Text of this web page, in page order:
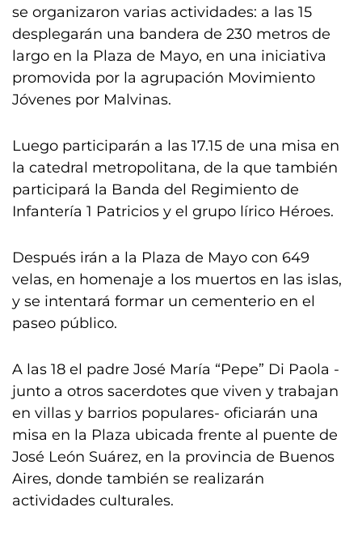
se organizaron varias actividades: a las 15
desplegarán una bandera de 230 metros de
largo en la Plaza de Mayo, en una iniciativa
promovida por la agrupación Movimiento
Jóvenes por Malvinas.
Luego participarán a las 17.15 de una misa en
la catedral metropolitana, de la que también
participará la Banda del Regimiento de
Infantería 1 Patricios y el grupo lírico Héroes.
Después irán a la Plaza de Mayo con 649
velas, en homenaje a los muertos en las islas,
y se intentará formar un cementerio en el
paseo público.
A las 18 el padre José María “Pepe” Di Paola -
junto a otros sacerdotes que viven y trabajan
en villas y barrios populares- oficiarán una
misa en la Plaza ubicada frente al puente de
José León Suárez, en la provincia de Buenos
Aires, donde también se realizarán
actividades culturales.